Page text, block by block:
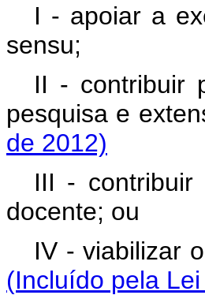
I - apoiar a
sensu
II - contribuir
pesquisa
de 2012)
III - contribuir
docente;
IV -
(Incluído pela